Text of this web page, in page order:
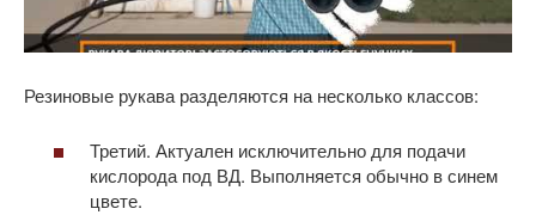
Резиновые рукава разделяются на несколько классов:
Третий. Актуален исключительно для подачи
кислорода под ВД. Выполняется обычно в синем
цвете.